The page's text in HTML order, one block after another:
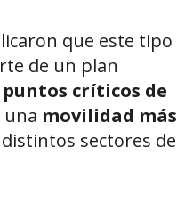
que este tipo
de un plan
críticos de
una movilidad más
sectores de